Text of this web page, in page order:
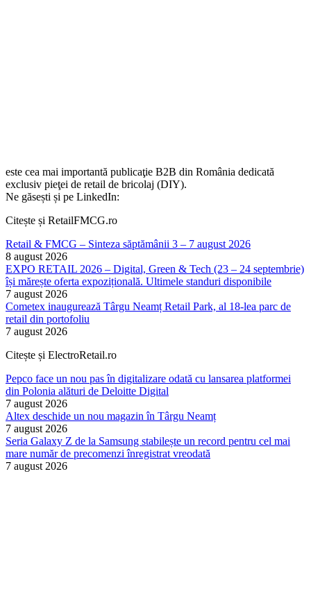
este cea mai importantă publicaţie B2B din România dedicată
exclusiv pieţei de retail de bricolaj (DIY).
Ne găsești și pe LinkedIn:
Citește și RetailFMCG.ro
Retail & FMCG – Sinteza săptămânii 3 – 7 august 2026
8 august 2026
EXPO RETAIL 2026 – Digital, Green & Tech (23 – 24 septembrie)
își mărește oferta expozițională. Ultimele standuri disponibile
7 august 2026
Cometex inaugurează Târgu Neamț Retail Park, al 18-lea parc de
retail din portofoliu
7 august 2026
Citește și ElectroRetail.ro
Pepco face un nou pas în digitalizare odată cu lansarea platformei
din Polonia alături de Deloitte Digital
7 august 2026
Altex deschide un nou magazin în Târgu Neamț
7 august 2026
Seria Galaxy Z de la Samsung stabilește un record pentru cel mai
mare număr de precomenzi înregistrat vreodată
7 august 2026